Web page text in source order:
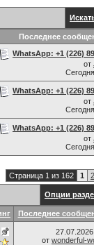
Последнее
WhatsApp: +1 (226)
от
Сегодня
WhatsApp: +1 (226)
от
Сегодня
WhatsApp: +1 (226)
от
Сегодня
Страница 1 из 162 1 2
Опции
Последнее
27.07.2026
от wonderful-